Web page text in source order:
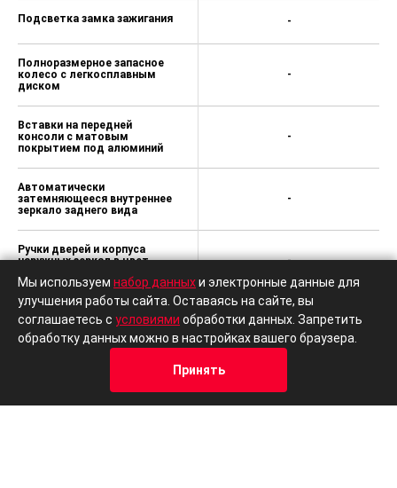
Подсветка замка зажигания
Полноразмерное запасное
колесо с легкосплавным
диском
Вставки на передней
консоли с матовым
покрытием под алюминий
Автоматически
затемняющееся внутреннее
зеркало заднего вида
Ручки дверей и корпуса
наружных зеркал в цвет
Литые колесные диски 16\" с
резиной 205/60
-
-
-
-
-
-
Мы используем набор данныхи электронные данные для
улучшения работы сайта. Оставаясь на сайте, вы
соглашаетесь с условиями обработки данных. Запретить
обработку данных можно в настройках вашего браузера.
Принять
Отзывы Позвонить Адрес